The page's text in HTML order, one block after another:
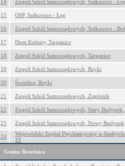
14 Zespół Szkół Samorządowych, Sułkowice -
15 OSP, Sułkowice - Łęg
16 Zespół Szkół Samorządowych, Sułkowice -
17 Dom Kultury, Targanice
18 Zespół Szkół Samorządowych, Targanice
19 Zespół Szkół Samorządowych, Rzyki
20 Świetlica, Rzyki
21 Zespół Szkół Samorządowych, Zagórnik
22 Zespół Szkół Samorządowych, Stary Budynek,
23 Zespół Szkół Samorządowych, Nowy
24
Wojewódzki Szpital Psychiatryczny w
19
Gmina Brzeźnica